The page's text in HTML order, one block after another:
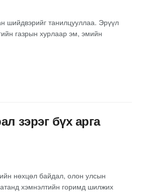
шийдвэрийг танилцууллаа. Эрүүл
газрын хурлаар эм, эмийн
зэрэг бүх арга
нөхцөл байдал, олон улсын
хэмнэлтийн горимд шилжих